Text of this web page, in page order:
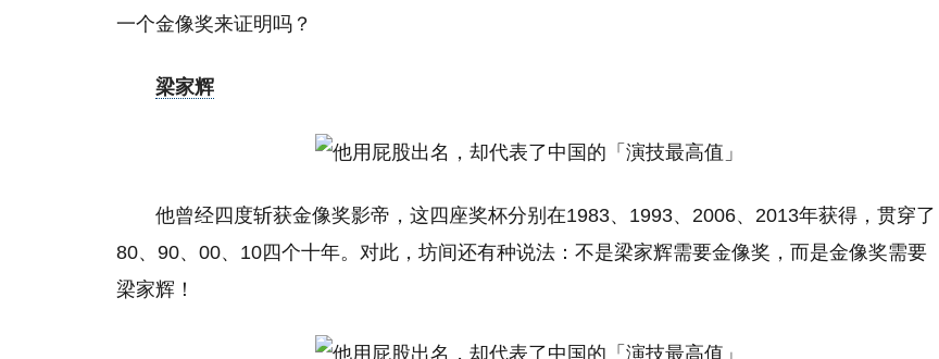
一个金像奖来证明吗？
梁家辉
他曾经四度斩获金像奖影帝，这四座奖杯分别在1983、1993、2006、2013年获得，贯穿了
80、90、00、10四个十年。对此，坊间还有种说法：不是梁家辉需要金像奖，而是金像奖需要
梁家辉！